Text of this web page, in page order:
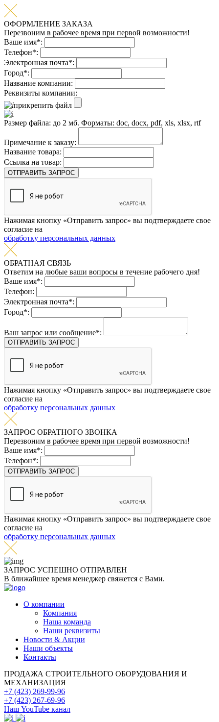
ОФОРМЛЕНИЕ ЗАКАЗА
Перезвоним в рабочее время при первой возможности!
Ваше имя*:
Телефон*:
Электронная почта*:
Город*:
Название компании:
Реквизиты компании:
прикрепить файл
Размер файла: до 2 мб. Форматы: doc, docx, pdf, xls, xlsx, rtf
Примечание к заказу:
Название товара:
Ссылка на товар:
ОТПРАВИТЬ ЗАПРОС
Нажимая кнопку «Отправить запрос» вы подтверждаете свое
согласие на
обработку персональных данных
ОБРАТНАЯ СВЯЗЬ
Ответим на любые ваши вопросы в течение рабочего дня!
Ваше имя*:
Телефон:
Электронная почта*:
Город*:
Ваш запрос или сообщение*:
ОТПРАВИТЬ ЗАПРОС
Нажимая кнопку «Отправить запрос» вы подтверждаете свое
согласие на
обработку персональных данных
ЗАПРОС ОБРАТНОГО ЗВОНКА
Перезвоним в рабочее время при первой возможности!
Ваше имя*:
Телефон*:
ОТПРАВИТЬ ЗАПРОС
Нажимая кнопку «Отправить запрос» вы подтверждаете свое
согласие на
обработку персональных данных
ЗАПРОС УСПЕШНО ОТПРАВЛЕН
В ближайшее время менеджер свяжется с Вами.
О компании
Компания
Наша команда
Наши реквизиты
Новости & Акции
Наши объекты
Контакты
ПРОДАЖА СТРОИТЕЛЬНОГО ОБОРУДОВАНИЯ И
МЕХАНИЗАЦИЯ
+7 (423) 269-99-96
+7 (423) 267-69-96
Наш YouTube канал